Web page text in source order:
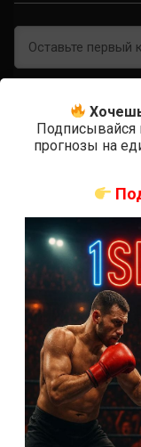
СВЕЖИЕ
ACA 200 прямая
Марафон боев
UFC 324 прямая
Марафон боев UFC
Подписывайся
прогнозы на